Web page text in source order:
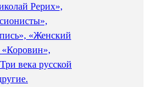
Рерих»,
«Женский
века русской